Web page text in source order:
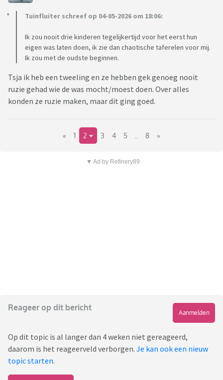
Tuinfluiter schreef op 04-05-2026 om 18:06:
Ik zou nooit drie kinderen tegelijkertijd voor het eerst hun
eigen was laten doen, ik zie dan chaotische taferelen voor mij.
Ik zou met de oudste beginnen.
Tsja ik heb een tweeling en ze hebben gek genoeg nooit
ruzie gehad wie de was mocht/moest doen. Over alles
konden ze ruzie maken, maar dit ging goed.
« 1 2 3 4 5 8 »
▼ Ad by Refinery89
Reageer op dit bericht
Aanmelden
Op dit topic is al langer dan 4 weken niet gereageerd,
daarom is het reageerveld verborgen. Je kan ook een nieuw
topic starten.